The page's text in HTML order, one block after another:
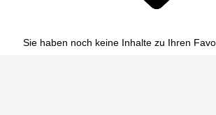
Sie haben noch keine Inhalte zu Ihren